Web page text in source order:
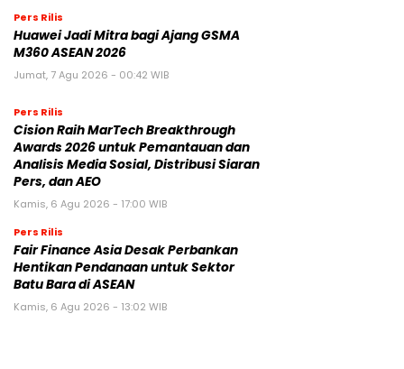
Pers Rilis
Huawei Jadi Mitra bagi Ajang GSMA
M360 ASEAN 2026
Jumat, 7 Agu 2026 - 00:42 WIB
Pers Rilis
Cision Raih MarTech Breakthrough
Awards 2026 untuk Pemantauan dan
Analisis Media Sosial, Distribusi Siaran
Pers, dan AEO
Kamis, 6 Agu 2026 - 17:00 WIB
Pers Rilis
Fair Finance Asia Desak Perbankan
Hentikan Pendanaan untuk Sektor
Batu Bara di ASEAN
Kamis, 6 Agu 2026 - 13:02 WIB